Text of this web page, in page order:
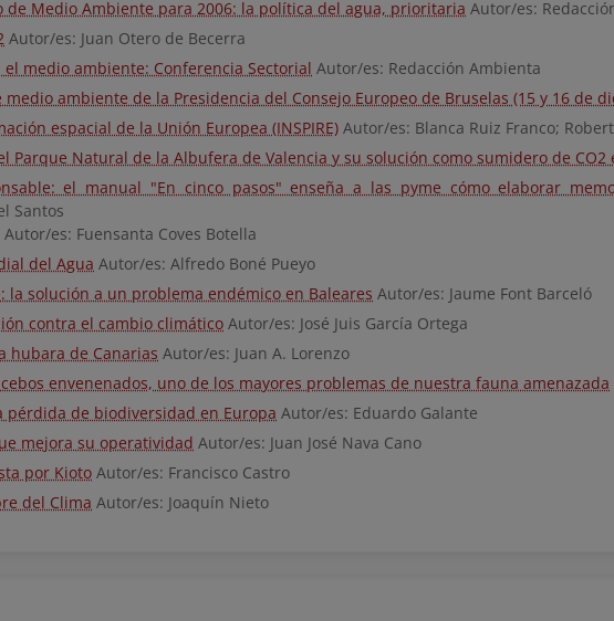
de Medio Ambiente para 2006: la política del agua, prioritaria Autor/es:
Autor/es: Juan Otero de Becerra
medio ambiente: Conferencia Sectorial Autor/es: Redacción Ambienta
ambiente de la Presidencia del Consejo Europeo de Bruselas (15 y 16 de
espacial de la Unión Europea (INSPIRE) Autor/es: Blanca Ruiz Franco;
Parque Natural de la Albufera de Valencia y su solución como sumidero de CO2
el manual "En cinco pasos" enseña a las pyme cómo elaborar
Santos
Autor/es: Fuensanta Coves Botella
del Agua Autor/es: Alfredo Boné Pueyo
la solución a un problema endémico en Baleares Autor/es: Jaume Font Barceló
contra el cambio climático Autor/es: José Juis García Ortega
hubara de Canarias Autor/es: Juan A. Lorenzo
envenenados, uno de los mayores problemas de nuestra fauna amenazada
pérdida de biodiversidad en Europa Autor/es: Eduardo Galante
mejora su operatividad Autor/es: Juan José Nava Cano
por Kioto Autor/es: Francisco Castro
del Clima Autor/es: Joaquín Nieto